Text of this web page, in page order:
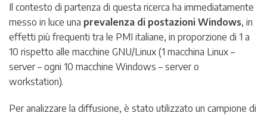
Il contesto di partenza di questa ricerca ha immediatamente
messo in luce una prevalenza di postazioni Windows, in
effetti più frequenti tra le PMI italiane, in proporzione di 1 a
10 rispetto alle macchine GNU/Linux (1 macchina Linux –
server – ogni 10 macchine Windows – server o
workstation).
Per analizzare la diffusione, è stato utilizzato un campione di